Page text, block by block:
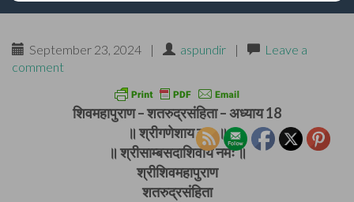
September 23, 2024 | aspundir |
Leave a
comment
शिवमहापुराण – शतरुद्रसंहिता – अध्याय 18
॥ श्रीगणेशाय नमः ॥
॥ श्रीसाम्बसदाशिवाय नमः ॥
श्रीशिवमहापुराण
शतरुद्रसंहिता